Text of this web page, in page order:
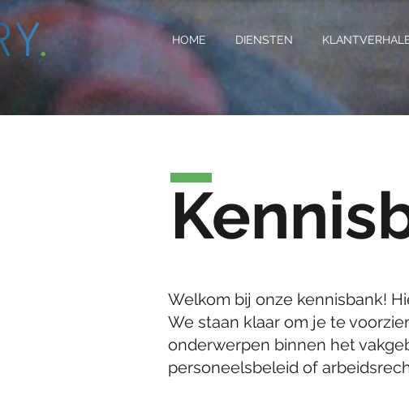
HOME DIENSTEN
Welkom bij onze kennisbank!
We staan klaar om je te
onderwerpen binnen het
personeelsbeleid of